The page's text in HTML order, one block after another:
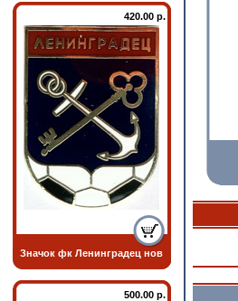
420.00 р.
Значок фк Ленинградец нов
500.00 р.